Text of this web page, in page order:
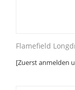
Flamefield
[Zuerst anmelden